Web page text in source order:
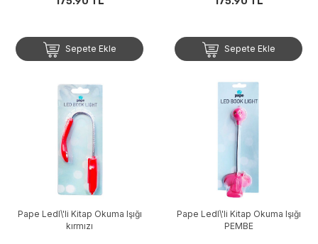
Sepete Ekle Sepete Ekle
Pape Ledl\'li Kitap Okuma Işığı
kırmızı
Pape Ledl\'li Kitap Okuma Işığı
PEMBE